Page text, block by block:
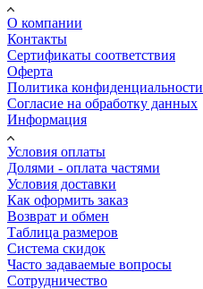
О компании
Контакты
Сертификаты соответствия
Оферта
Политика конфиденциальности
Согласие на обработку данных
Информация
Условия оплаты
Долями - оплата частями
Условия доставки
Как оформить заказ
Возврат и обмен
Таблица размеров
Система скидок
Часто задаваемые вопросы
Сотрудничество